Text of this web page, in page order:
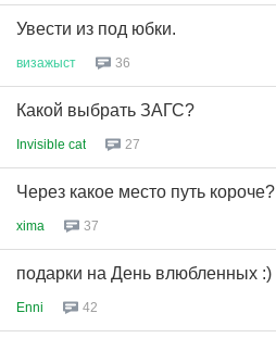
Увести из под юбки.
визажыст 36
Какой выбрать ЗАГС?
Invisible cat 27
Через какое место путь короче?
xima 37
подарки на День влюбленных :)
Enni 42